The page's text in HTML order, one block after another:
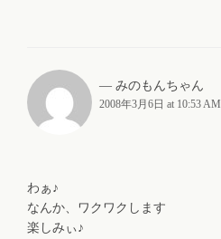
みのもんちゃん
2008年3月6日 at 10:53 AM
わぁ♪
なんか、ワクワクします
楽しみぃ♪